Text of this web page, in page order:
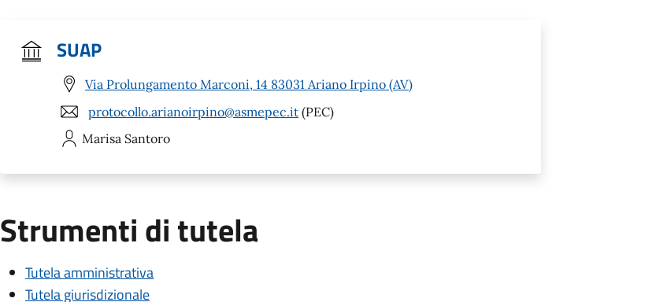
SUAP
Via Prolungamento Marconi, 14 83031 Ariano Irpino (AV)
protocollo.arianoirpino@asmepec.it (PEC)
Marisa Santoro
Strumenti di tutela
Tutela amministrativa
Tutela giurisdizionale